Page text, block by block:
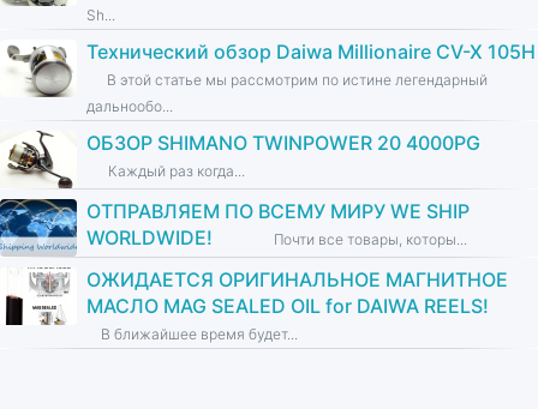
Sh...
Технический обзор Daiwa Millionaire CV-X 105H
В этой статье мы рассмотрим по истине легендарный
дальнообо...
ОБЗОР SHIMANO TWINPOWER 20 4000PG
Каждый раз когда...
ОТПРАВЛЯЕМ ПО ВСЕМУ МИРУ WE SHIP
WORLDWIDE!
Почти все товары, которы...
ОЖИДАЕТСЯ ОРИГИНАЛЬНОЕ МАГНИТНОЕ
МАСЛО MAG SEALED OIL for DAIWA REELS!
В ближайшее время будет...